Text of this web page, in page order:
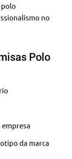
polo
no
Polo
da marca